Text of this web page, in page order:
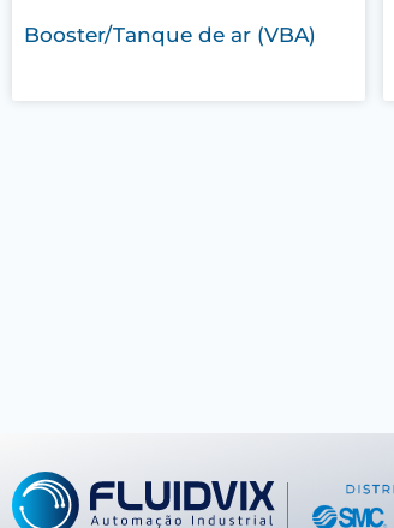
Booster/Tanque de ar (VBA)